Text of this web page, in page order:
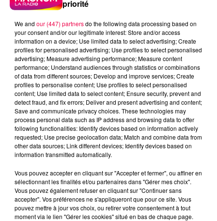
podcasts/2025/11/20251117-ANNIVERSAIRES.mp3
priorité
We and our (447) partnersdo the following data processing based on
your consent and/or our legitimate interest: Store and/or access
information on a device; Use limited data to select advertising; Create
profiles for personalised advertising; Use profiles to select personalised
advertising; Measure advertising performance; Measure content
performance; Understand audiences through statistics or combinations
of data from different sources; Develop and improve services; Create
profiles to personalise content; Use profiles to select personalised
content; Use limited data to select content; Ensure security, prevent and
detect fraud, and fix errors; Deliver and present advertising and content;
Save and communicate privacy choices. These technologies may
process personal data such as IP address and browsing data to offer
following functionalities: Identify devices based on information actively
requested; Use precise geolocation data; Match and combine data from
other data sources; Link different devices; Identify devices based on
information transmitted automatically.
Vous pouvez accepter en cliquant sur "Accepter et fermer", ou affiner en
sélectionnant les finalités et/ou partenaires dans "Gérer mes choix".
Vous pouvez également refuser en cliquant sur "Continuer sans
accepter". Vos préférences ne s'appliqueront que pour ce site. Vous
pouvez mettre à jour vos choix, ou retirer votre consentement à tout
moment via le lien "Gérer les cookies" situé en bas de chaque page.